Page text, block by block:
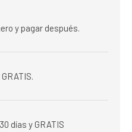
y pagar después.
días y GRATIS